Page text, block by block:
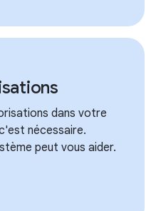
dans votre
nécessaire.
peut vous aider.